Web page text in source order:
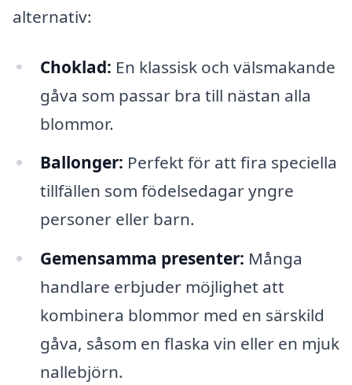
alternativ:
Choklad: En klassisk och välsmakande
gåva som passar bra till nästan alla
blommor.
Ballonger: Perfekt för att fira speciella
tillfällen som födelsedagar yngre
personer eller barn.
Gemensamma presenter: Många
handlare erbjuder möjlighet att
kombinera blommor med en särskild
gåva, såsom en flaska vin eller en mjuk
nallebjörn.